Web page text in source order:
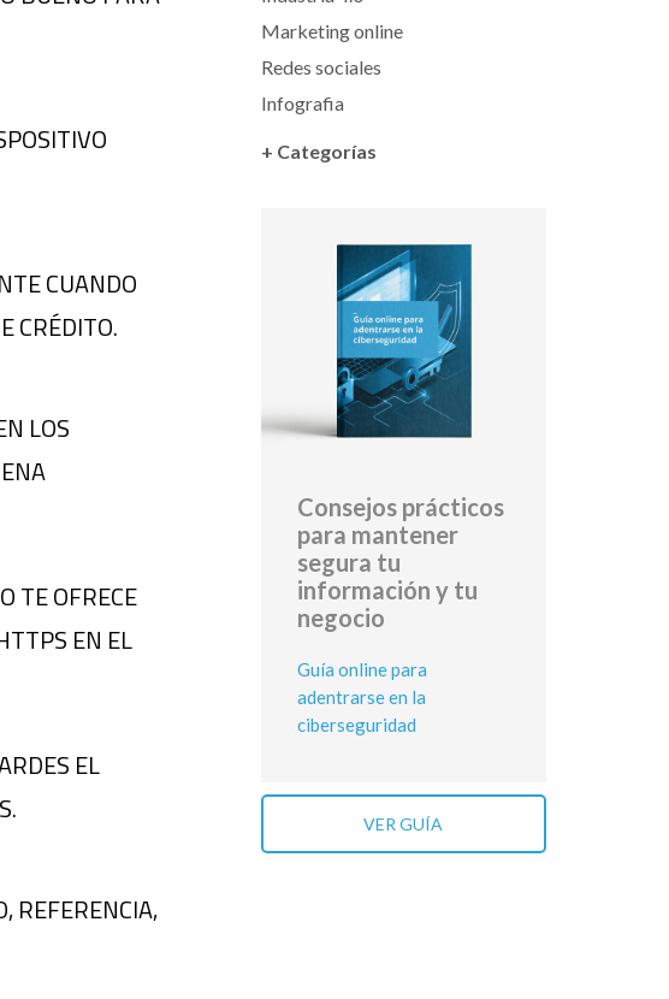
CUANDO
CRÉDITO.
LOS
TE OFRECE
EN EL
EL
REFERENCIA,
Marketing online
Redes sociales
Infografia
+ Categorías
Consejos prácticos
para mantener
segura tu
información y tu
negocio
Guía online para
adentrarse en la
ciberseguridad
VER GUÍA